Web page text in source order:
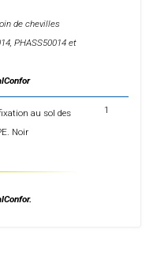
de chevilles
PHASS50014 et
au sol des
Noir
1